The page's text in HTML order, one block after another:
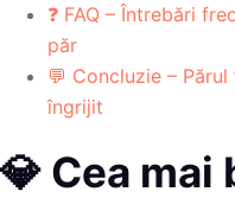
❓ FAQ – Întrebări
păr
💬 Concluzie –
îngrijit
💎 Cea mai